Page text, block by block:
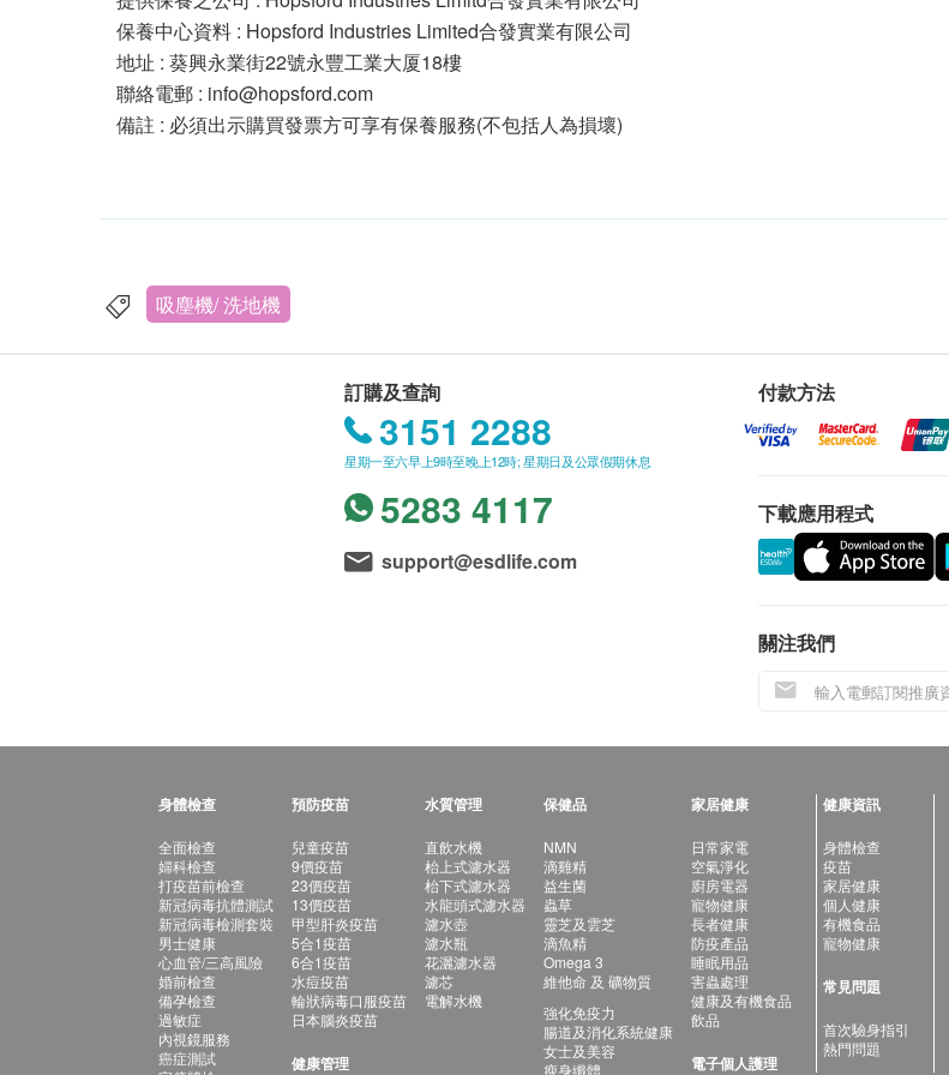
保養中心資料 : Hopsford Industries Limited合發實業有限公司
地址 : 葵興永業街22號永豐工業大厦18樓
聯絡電郵 : info@hopsford.com
備註 : 必須出示購買發票方可享有保養服務(不包括人為損壞)
吸塵機/ 洗地機
訂購及查詢
3151 2288
星期一至六早上9時至晚上12時; 星期日及公眾假期休息
5283 4117
support@esdlife.com
付款方法
下載應用程式
關注我們
身體檢查
全面檢查
婦科檢查
打疫苗前檢查
新冠病毒抗體測試
新冠病毒檢測套裝
男士健康
心血管/三高風險
婚前檢查
備孕檢查
過敏症
內視鏡服務
癌症測試
預防疫苗
兒童疫苗
9價疫苗
23價疫苗
13價疫苗
甲型肝炎疫苗
5合1疫苗
6合1疫苗
水痘疫苗
輪狀病毒口服疫苗
日本腦炎疫苗
健康管理
水質管理
直飲水機
枱上式濾水器
枱下式濾水器
水龍頭式濾水器
濾水壺
濾水瓶
花灑濾水器
濾芯
電解水機
保健品
NMN
滴雞精
益生菌
蟲草
靈芝及雲芝
滴魚精
Omega 3
維他命 及 礦物質
強化免疫力
腸道及消化系統健康
女士及美容
瘦身纖體
家居健康
日常家電
空氣淨化
廚房電器
寵物健康
長者健康
防疫產品
睡眠用品
害蟲處理
健康及有機食品
飲品
電子個人護理
健康資訊
身體檢查
疫苗
家居健康
個人健康
有機食品
寵物健康
常見問題
首次驗身指引
熱門問題